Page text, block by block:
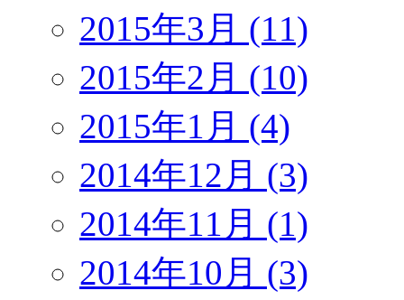
2015年3月 (11)
2015年2月 (10)
2015年1月 (4)
2014年12月 (3)
2014年11月 (1)
2014年10月 (3)